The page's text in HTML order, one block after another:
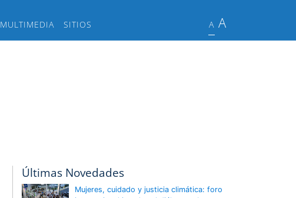
MULTIMEDIA SITIOS A A
Últimas Novedades
Mujeres, cuidado y justicia climática: foro